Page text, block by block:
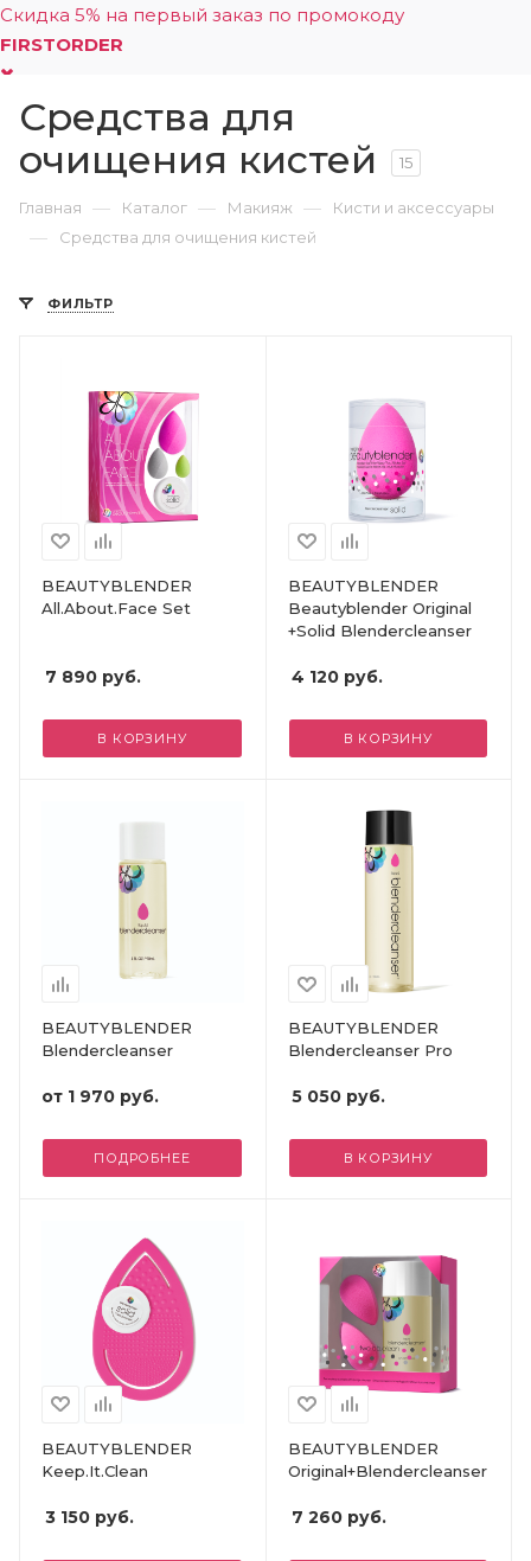
Скидка 5% на первый заказ по промокоду
FIRSTORDER
Средства для
очищения кистей
15
Главная — Каталог — Макияж — Кисти и аксессуары
— Средства для очищения кистей
ФИЛЬТР
BEAUTYBLENDER
All.About.Face Set
7 890 руб.
В КОРЗИНУ
BEAUTYBLENDER
Beautyblender Original
+Solid Blendercleanser
4 120руб.
В КОРЗИНУ
BEAUTYBLENDER
Blendercleanser
от 1 970 руб.
ПОДРОБНЕЕ
BEAUTYBLENDER
Blendercleanser Pro
5 050руб.
В КОРЗИНУ
BEAUTYBLENDER
Keep.It.Clean
3 150 руб.
BEAUTYBLENDER
Original+Blendercleanser
7 260руб.